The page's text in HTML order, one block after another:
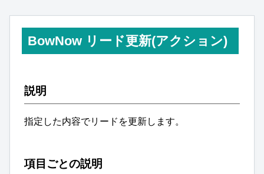
BowNow リード更新(アクション)
説明
指定した内容でリードを更新します。
項目ごとの説明